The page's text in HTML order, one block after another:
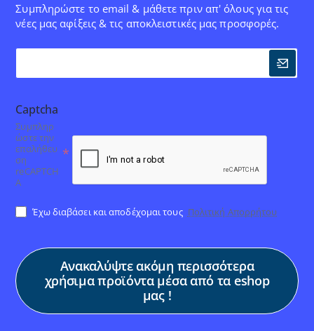
Συμπληρώστε το email & μάθετε πριν απ' όλους για τις
νέες μας αφίξεις & τις αποκλειστικές μας προσφορές.
Captcha
Συμπληρ
ώστε την
επαλήθευ
ση
reCAPTCH
A
Έχω διαβάσει και αποδέχομαι τους Πολιτική Απορρήτου
Ανακαλύψτε ακόμη περισσότερα
χρήσιμα προϊόντα μέσα από τα eshop
μας !